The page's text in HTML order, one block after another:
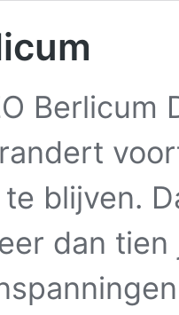
Berlicum
te blijven.
dan